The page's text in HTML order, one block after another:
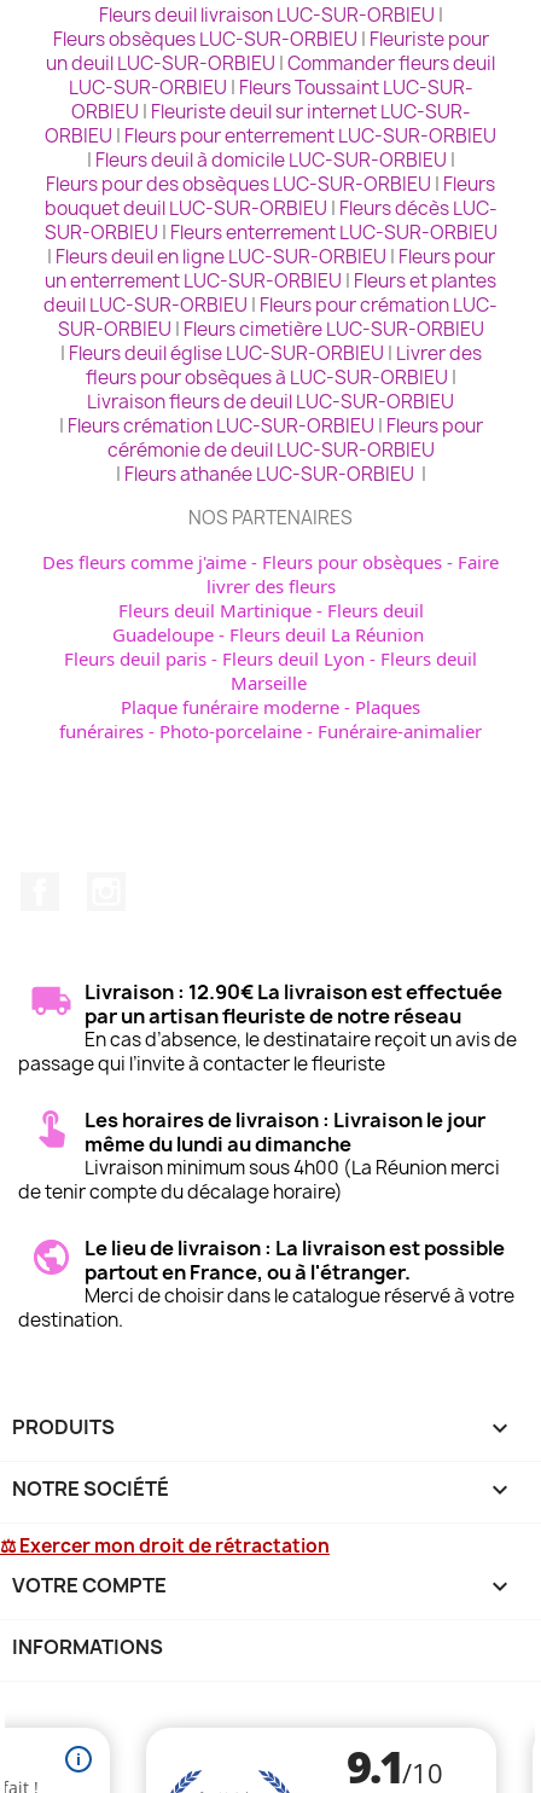
Fleurs deuil livraison LUC-SUR-ORBIEU |
Fleurs obsèques LUC-SUR-ORBIEU | Fleuriste pour
un deuil LUC-SUR-ORBIEU |Commander fleurs deuil
LUC-SUR-ORBIEU | Fleurs Toussaint LUC-SUR-
ORBIEU | Fleuriste deuil sur internet LUC-SUR-
ORBIEU | Fleurs pour enterrement LUC-SUR-ORBIEU
| Fleurs deuil à domicile LUC-SUR-ORBIEU |
Fleurs pour des obsèques LUC-SUR-ORBIEU | Fleurs
bouquet deuil LUC-SUR-ORBIEU | Fleurs décès LUC-
SUR-ORBIEU | Fleurs enterrement LUC-SUR-ORBIEU
| Fleurs deuil en ligne LUC-SUR-ORBIEU | Fleurs pour
un enterrement LUC-SUR-ORBIEU | Fleurs et plantes
deuil LUC-SUR-ORBIEU | Fleurs pour crémation LUC-
SUR-ORBIEU | Fleurs cimetière LUC-SUR-ORBIEU
| Fleurs deuil église LUC-SUR-ORBIEU | Livrer des
fleurs pour obsèques à LUC-SUR-ORBIEU |
Livraison fleurs de deuil LUC-SUR-ORBIEU
| Fleurs crémation LUC-SUR-ORBIEU | Fleurs pour
cérémonie de deuil LUC-SUR-ORBIEU
| Fleurs athanée LUC-SUR-ORBIEU |
NOS PARTENAIRES
Des fleurs comme j'aime - Fleurs pour obsèques - Faire
livrer des fleurs
Fleurs deuil Martinique- Fleurs deuil
Guadeloupe - Fleurs deuil La Réunion
Fleurs deuil paris - Fleurs deuil Lyon - Fleurs deuil
Marseille
Plaque funéraire moderne - Plaques
funéraires - Photo-porcelaine - Funéraire-animalier
Livraison : 12.90€ La livraison est effectuée
par un artisan fleuriste de notre réseau
En cas d’absence, le destinataire reçoit un avis de
passage qui l’invite à contacter le fleuriste
Les horaires de livraison : Livraison le jour
même du lundi au dimanche
Livraison minimum sous 4h00 (La Réunion merci
de tenir compte du décalage horaire)
Le lieu de livraison : La livraison est possible
partout en France, ou à l'étranger.
Merci de choisir dans le catalogue réservé à votre
destination.
PRODUITS 
NOTRE SOCIÉTÉ 
⚖ Exercer mon droit de rétractation
VOTRE COMPTE 
INFORMATIONS